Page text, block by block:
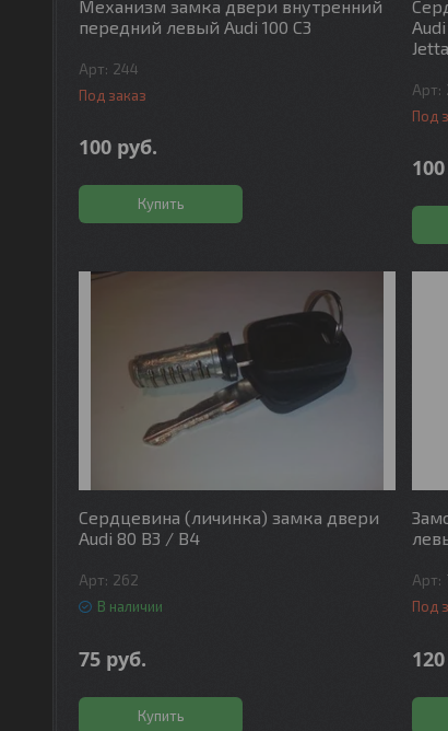
Механизм замка двери внутренний
передний левый Audi 100 C3
244
Под заказ
100 руб.
Купить
Под
100
Сердцевина (личинка) замка двери
Audi 80 B3 / B4
262
В наличии
75 руб.
Купить
Под
120